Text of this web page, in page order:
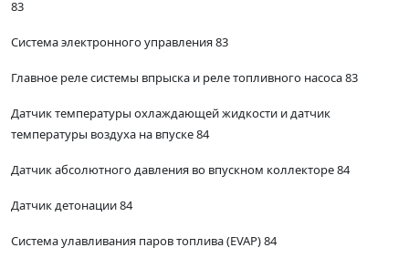
83
Система электронного управления 83
Главное реле системы впрыска и реле топливного насоса 83
Датчик температуры охлаждающей жидкости и датчик
температуры воздуха на впуске 84
Датчик абсолютного давления во впускном коллекторе 84
Датчик детонации 84
Система улавливания паров топлива (EVAP) 84